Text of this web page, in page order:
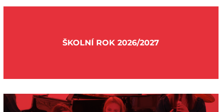
ŠKOLNÍ ROK 2026/2027